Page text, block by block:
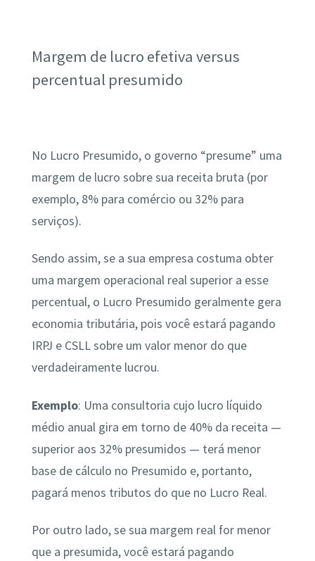
Margem de lucro efetiva versus
percentual presumido
No Lucro Presumido, o governo “presume” uma
margem de lucro sobre sua receita bruta (por
exemplo, 8% para comércio ou 32% para
serviços).
Sendo assim, se a sua empresa costuma obter
uma margem operacional real superior a esse
percentual, o Lucro Presumido geralmente gera
economia tributária, pois você estará pagando
IRPJ e CSLL sobre um valor menor do que
verdadeiramente lucrou.
Exemplo: Uma consultoria cujo lucro líquido
médio anual gira em torno de 40% da receita —
superior aos 32% presumidos — terá menor
base de cálculo no Presumido e, portanto,
pagará menos tributos do que no Lucro Real.
Por outro lado, se sua margem real for menor
que a presumida, você estará pagando